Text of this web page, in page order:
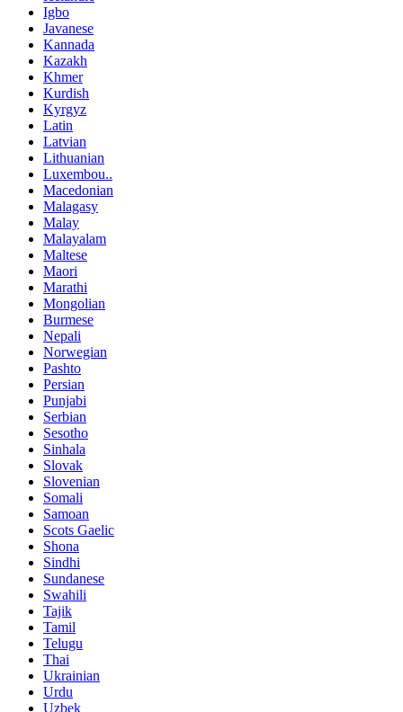
Igbo
Javanese
Kannada
Kazakh
Khmer
Kurdish
Kyrgyz
Latin
Latvian
Lithuanian
Luxembou..
Macedonian
Malagasy
Malay
Malayalam
Maltese
Maori
Marathi
Mongolian
Burmese
Nepali
Norwegian
Pashto
Persian
Punjabi
Serbian
Sesotho
Sinhala
Slovak
Slovenian
Somali
Samoan
Scots Gaelic
Shona
Sindhi
Sundanese
Swahili
Tajik
Tamil
Telugu
Thai
Ukrainian
Urdu
Uzbek